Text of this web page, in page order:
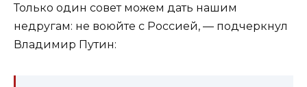
Только один совет можем дать нашим
недругам: не воюйте с Россией, — подчеркнул
Владимир Путин: